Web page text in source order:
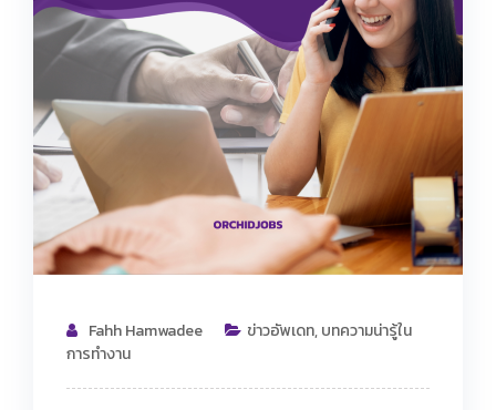
Fahh Hamwadee ข่าวอัพเดท,บทความน่ารู้ใน
การทำงาน